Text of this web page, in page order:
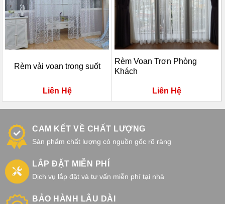
Rèm vải voan trong suốt
Liên Hệ
Rèm Voan Trơn Phòng
Khách
Liên Hệ
CAM KẾT VỀ CHẤT LƯỢNG
Sản phẩm chất lượng có nguồn gốc rõ ràng
LẮP ĐẶT MIỄN PHÍ
Dịch vụ lắp đặt và tư vấn miễn phí tại nhà
BẢO HÀNH LÂU DÀI